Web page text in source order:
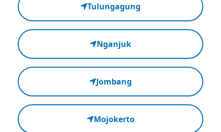
Tulungagung
Nganjuk
Jombang
Mojokerto